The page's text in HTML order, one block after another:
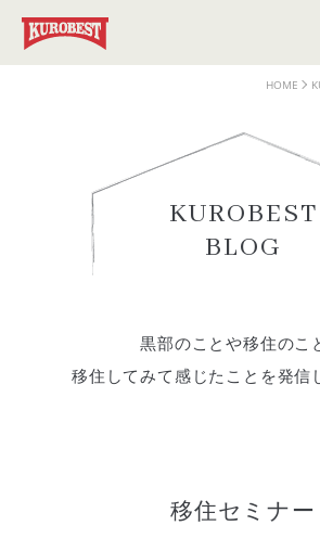
HOME
KUROBEST
BLOG
黒部のことや移住のこ
移住してみて感じたことを発信
移住セミナー